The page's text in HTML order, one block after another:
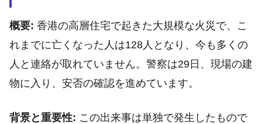
概要: 香港の高層住宅で起きた大規模な火災で、こ
れまでに亡くなった人は128人となり、今も多くの
人と連絡が取れていません。警察は29日、現場の建
物に入り、安否の確認を進めています。
背景と重要性: この出来事は単独で発生したもので